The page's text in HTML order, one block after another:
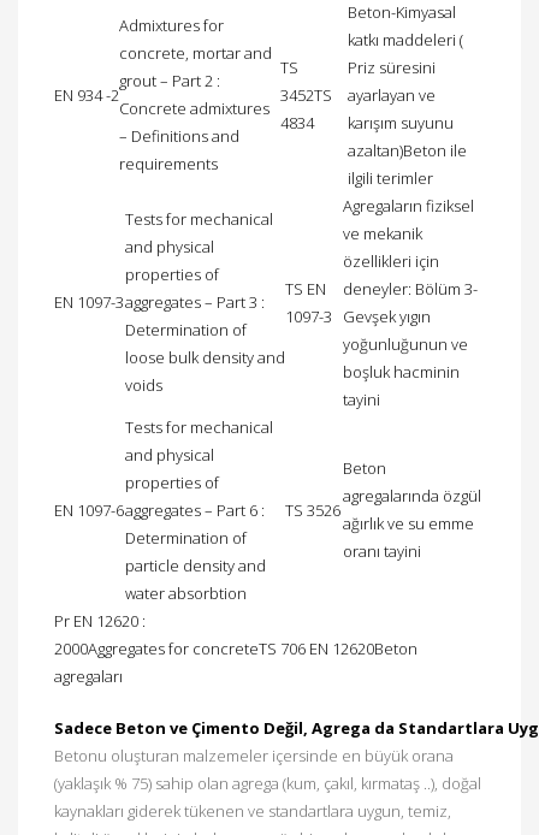
EN 934 -2
Admixtures for
concrete, mortar and
grout – Part 2 :
Concrete admixtures
– Definitions and
requirements
TS
3452TS
4834
Beton-Kimyasal
katkı maddeleri (
Priz süresini
ayarlayan ve
karışım suyunu
azaltan)Beton ile
ilgili terimler
EN 1097-3
Tests for mechanical
and physical
properties of
aggregates – Part 3 :
Determination of
loose bulk density and
voids
TS EN
1097-3
Agregaların fiziksel
ve mekanik
özellikleri için
deneyler: Bölüm 3-
Gevşek yıgın
yoğunluğunun ve
boşluk hacminin
tayini
EN 1097-6
Tests for mechanical
and physical
properties of
aggregates – Part 6 :
Determination of
particle density and
water absorbtion
TS 3526
Beton
agregalarında özgül
ağırlık ve su emme
oranı tayini
Pr EN 12620 :
2000Aggregates for concreteTS 706 EN 12620Beton
agregaları
Sadece Beton ve Çimento Değil, Agrega da Standartlara
Betonu oluşturan malzemeler içersinde en büyük orana
(yaklaşık % 75) sahip olan agrega (kum, çakıl, kırmataş ..), doğal
kaynakları giderek tükenen ve standartlara uygun, temiz,